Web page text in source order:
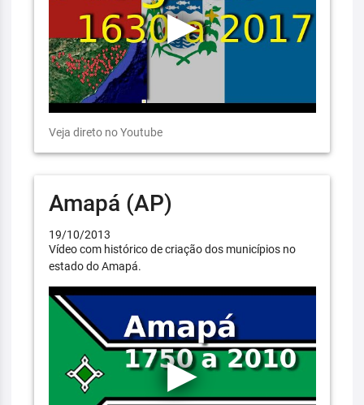
Veja direto no Youtube
Amapá (AP)
19/10/2013
Vídeo com histórico de criação dos municípios no
estado do Amapá.